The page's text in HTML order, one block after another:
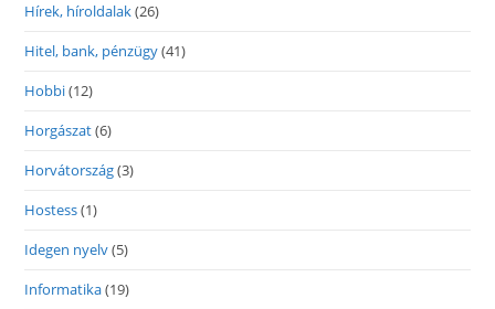
Hírek, híroldalak(26)
Hitel, bank, pénzügy(41)
Hobbi(12)
Horgászat(6)
Horvátország(3)
Hostess(1)
Idegen nyelv(5)
Informatika(19)